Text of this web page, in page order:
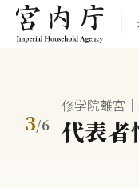
3/6
修学院離宮
代表者